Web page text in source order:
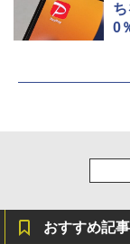
0
おすすめ記事